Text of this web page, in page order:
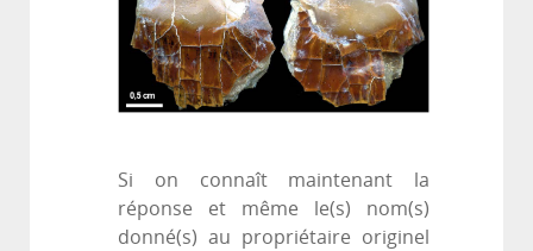
Si on connaît maintenant la
réponse et même le(s) nom(s)
donné(s) au propriétaire originel